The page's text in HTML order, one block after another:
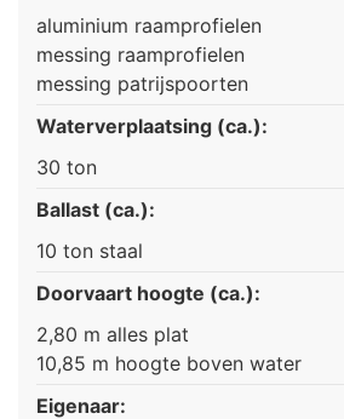
aluminium raamprofielen
messing raamprofielen
messing patrijspoorten
Waterverplaatsing (ca.):
30 ton
Ballast (ca.):
10 ton staal
Doorvaart hoogte (ca.):
2,80 m alles plat
10,85 m hoogte boven water
Eigenaar: